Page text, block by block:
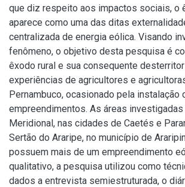
que diz respeito aos impactos sociais, o
aparece como uma das ditas
centralizada de energia eólica. Visando
fenômeno, o objetivo desta pesquisa é
êxodo rural e sua consequente
experiências de agricultores e
Pernambuco, ocasionado pela instalação
empreendimentos. As áreas
Meridional, nas cidades de Caetés e
Sertão do Araripe, no município de
possuem mais de um empreendimento
qualitativo, a pesquisa utilizou como
dados a entrevista semiestruturada, o